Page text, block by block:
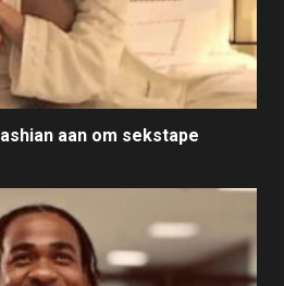
aan om sekstape